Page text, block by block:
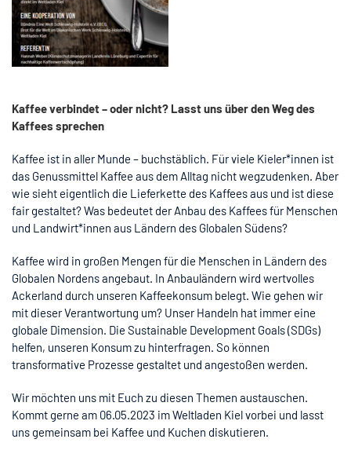
Kaffee verbindet – oder nicht? Lasst uns über den Weg des
Kaffees sprechen
Kaffee ist in aller Munde – buchstäblich. Für viele Kieler*innen ist
das Genussmittel Kaffee aus dem Alltag nicht wegzudenken. Aber
wie sieht eigentlich die Lieferkette des Kaffees aus und ist diese
fair gestaltet? Was bedeutet der Anbau des Kaffees für Menschen
und Landwirt*innen aus Ländern des Globalen Südens?
Kaffee wird in großen Mengen für die Menschen in Ländern des
Globalen Nordens angebaut. In Anbauländern wird wertvolles
Ackerland durch unseren Kaffeekonsum belegt. Wie gehen wir
mit dieser Verantwortung um? Unser Handeln hat immer eine
globale Dimension. Die Sustainable Development Goals (SDGs)
helfen, unseren Konsum zu hinterfragen. So können
transformative Prozesse gestaltet und angestoßen werden.
Wir möchten uns mit Euch zu diesen Themen austauschen.
Kommt gerne am 06.05.2023 im Weltladen Kiel vorbei und lasst
uns gemeinsam bei Kaffee und Kuchen diskutieren.